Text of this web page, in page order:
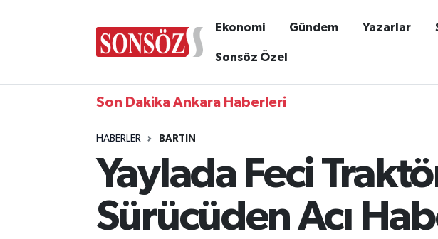
Ekonomi Gündem Yazarlar
Sonsöz Özel
Son Dakika Ankara Haberleri
HABERLER BARTIN
Yaylada Feci
Sürücüden Acı